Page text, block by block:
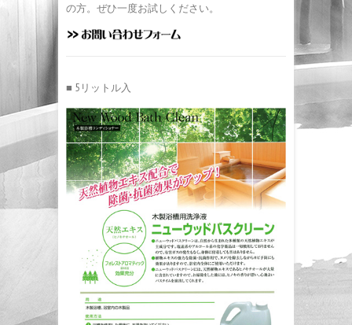
の方。ぜひ一度お試しください。
■ 5リットル入